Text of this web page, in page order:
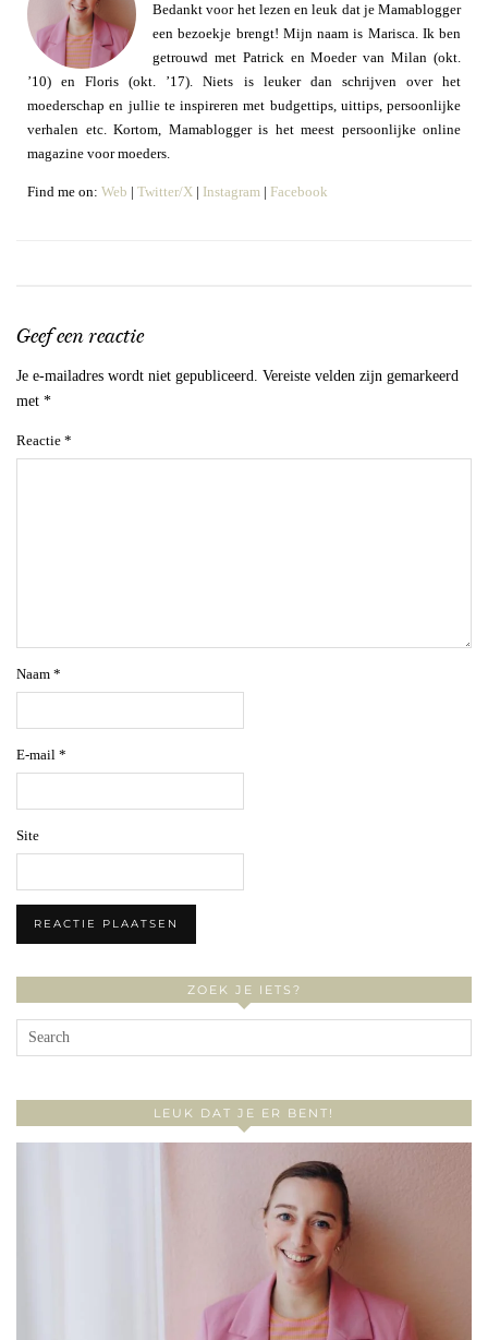
Bedankt voor het lezen en leuk dat je Mamablogger
een bezoekje brengt! Mijn naam is Marisca. Ik ben
getrouwd met Patrick en Moeder van Milan (okt.
’10) en Floris (okt. ’17). Niets is leuker dan schrijven over het
moederschap en jullie te inspireren met budgettips, uittips, persoonlijke
verhalen etc. Kortom, Mamablogger is het meest persoonlijke online
magazine voor moeders.
Find me on: Web | Twitter/X | Instagram | Facebook
Geef een reactie
Je e-mailadres wordt niet gepubliceerd. Vereiste velden zijn gemarkeerd
met *
Reactie *
Naam *
E-mail *
Site
ZOEK JE IETS?
LEUK DAT JE ER BENT!